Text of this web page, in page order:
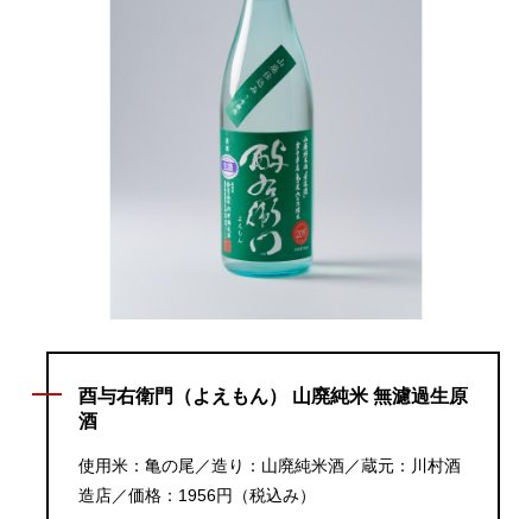
酉与右衛門（よえもん） 山廃純米 無濾過生原
酒
使用米：亀の尾／造り：山廃純米酒／蔵元：川村酒
造店／価格：1956円（税込み）